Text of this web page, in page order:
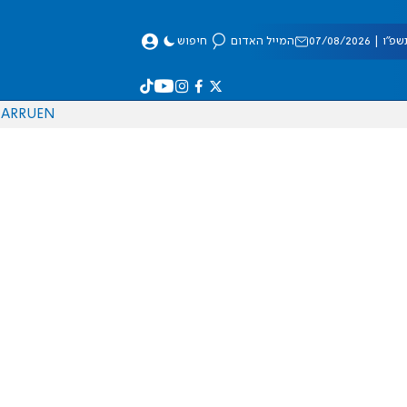
08/2026 המייל האדום חיפוש
EN
RU
AR